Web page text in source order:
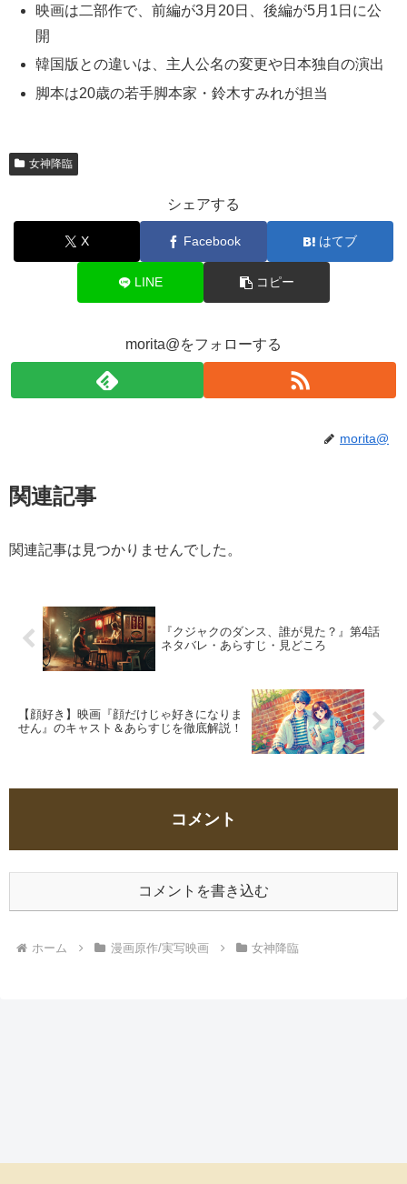
映画は二部作で、前編が3月20日、後編が5月1日に公
開
韓国版との違いは、主人公名の変更や日本独自の演出
脚本は20歳の若手脚本家・鈴木すみれが担当
女神降臨
シェアする
X Facebook はてブ
LINE コピー
morita@をフォローする
morita@
関連記事
関連記事は見つかりませんでした。
『クジャクのダンス、誰が見た？』第4話
ネタバレ・あらすじ・見どころ
【顔好き】映画『顔だけじゃ好きになりま
せん』のキャスト＆あらすじを徹底解説！
コメント
コメントを書き込む
ホーム 漫画原作/実写映画 女神降臨